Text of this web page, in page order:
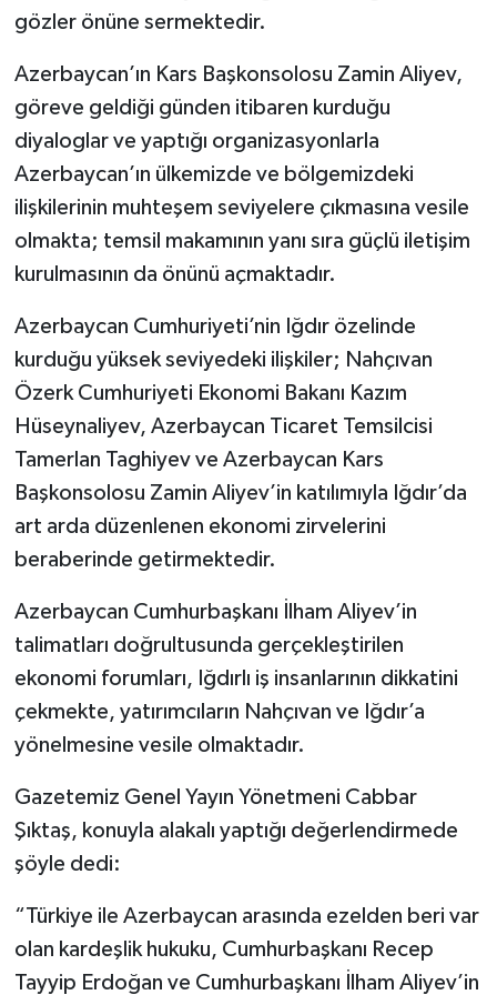
gözler önüne sermektedir.
Azerbaycan’ın Kars Başkonsolosu Zamin Aliyev,
göreve geldiği günden itibaren kurduğu
diyaloglar ve yaptığı organizasyonlarla
Azerbaycan’ın ülkemizde ve bölgemizdeki
ilişkilerinin muhteşem seviyelere çıkmasına vesile
olmakta; temsil makamının yanı sıra güçlü iletişim
kurulmasının da önünü açmaktadır.
Azerbaycan Cumhuriyeti’nin Iğdır özelinde
kurduğu yüksek seviyedeki ilişkiler; Nahçıvan
Özerk Cumhuriyeti Ekonomi Bakanı Kazım
Hüseynaliyev, Azerbaycan Ticaret Temsilcisi
Tamerlan Taghiyev ve Azerbaycan Kars
Başkonsolosu Zamin Aliyev’in katılımıyla Iğdır’da
art arda düzenlenen ekonomi zirvelerini
beraberinde getirmektedir.
Azerbaycan Cumhurbaşkanı İlham Aliyev’in
talimatları doğrultusunda gerçekleştirilen
ekonomi forumları, Iğdırlı iş insanlarının dikkatini
çekmekte, yatırımcıların Nahçıvan ve Iğdır’a
yönelmesine vesile olmaktadır.
Gazetemiz Genel Yayın Yönetmeni Cabbar
Şıktaş, konuyla alakalı yaptığı değerlendirmede
şöyle dedi:
“Türkiye ile Azerbaycan arasında ezelden beri var
olan kardeşlik hukuku, Cumhurbaşkanı Recep
Tayyip Erdoğan ve Cumhurbaşkanı İlham Aliyev’in